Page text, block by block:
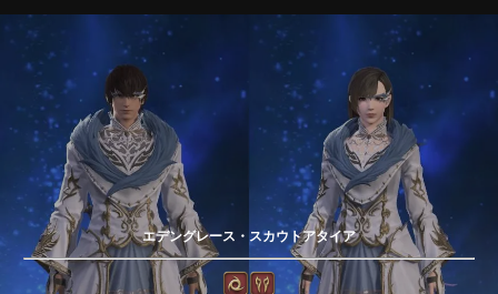
エデングレース・スカウトアタイア